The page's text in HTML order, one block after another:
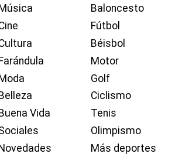
Música
Belleza
Buena Vida
Baloncesto
Fútbol
Béisbol
Motor
Golf
Ciclismo
Tenis
Olimpismo
Más deportes